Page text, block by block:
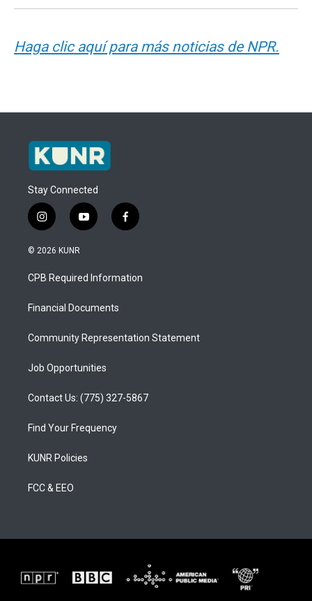
Haga clic aquí para más noticias de NPR.
Stay Connected
i
n
s
a
g
a
y
o
u
b
f
a
b
o
© 2026 KUNR
CPB Required Information
Financial Documents
Community Representation Statement
Job Opportunities
Contact Us: (775) 327-5867
Find Your Frequency
KUNR Policies
FCC & EEO